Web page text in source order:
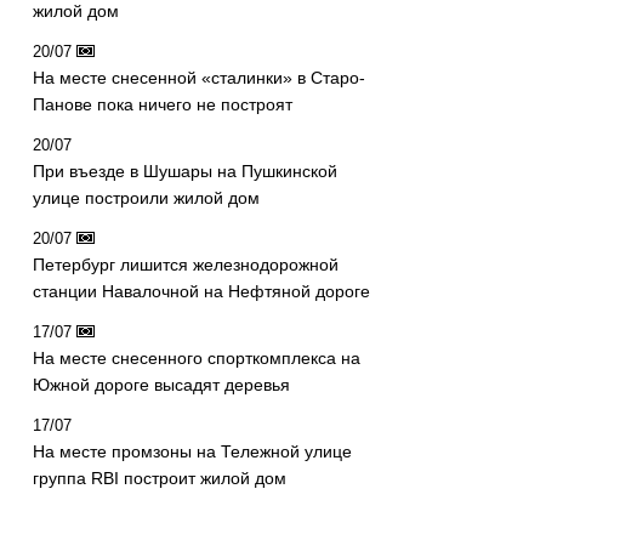
жилой дом
20/07
На месте снесенной «сталинки» в Старо-
Панове пока ничего не построят
20/07
При въезде в Шушары на Пушкинской
улице построили жилой дом
20/07
Петербург лишится железнодорожной
станции Навалочной на Нефтяной дороге
17/07
На месте снесенного спорткомплекса на
Южной дороге высадят деревья
17/07
На месте промзоны на Тележной улице
группа RBI построит жилой дом